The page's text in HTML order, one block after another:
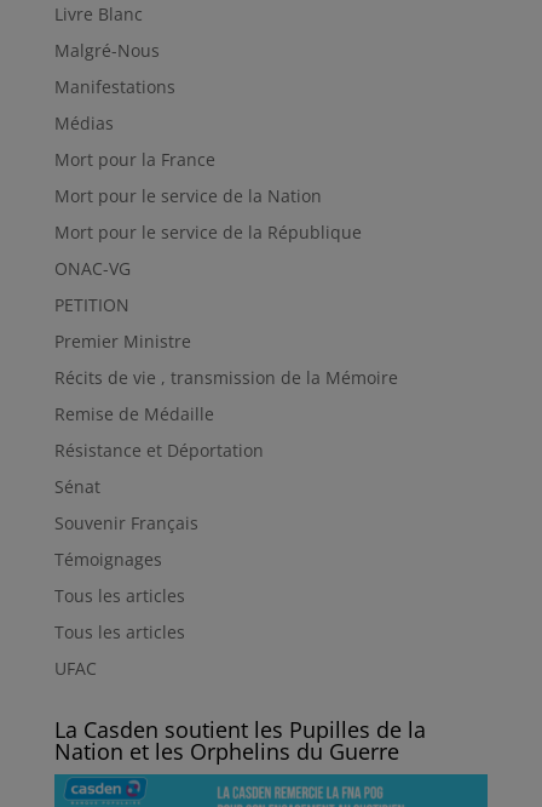
Livre Blanc
Malgré-Nous
Manifestations
Médias
Mort pour la France
Mort pour le service de la Nation
Mort pour le service de la République
ONAC-VG
PETITION
Premier Ministre
Récits de vie , transmission de la Mémoire
Remise de Médaille
Résistance et Déportation
Sénat
Souvenir Français
Témoignages
Tous les articles
Tous les articles
UFAC
La Casden soutient les Pupilles de la
Nation et les Orphelins du Guerre